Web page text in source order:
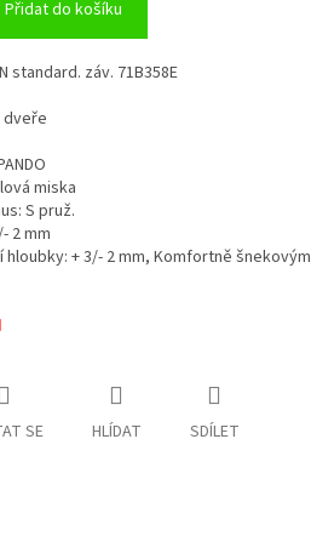
Přidat do košíku
standard. záv. 71B358E
dveře
miska
S pruž.
2 mm
hloubky: + 3/- 2 mm, Komfortně šnekovým
SE HLÍDAT SDÍLET